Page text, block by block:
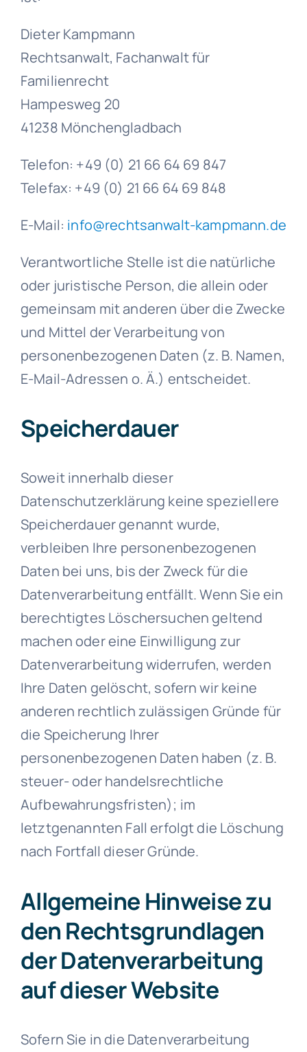
Dieter Kampmann
Rechtsanwalt, Fachanwalt für
Familienrecht
Hampesweg 20
41238 Mönchengladbach
Telefon: +49 (0) 21 66 64 69 847
Telefax: +49 (0) 21 66 64 69 848
E-Mail: info@rechtsanwalt-kampmann.de
Verantwortliche Stelle ist die natürliche
oder juristische Person, die allein oder
gemeinsam mit anderen über die Zwecke
und Mittel der Verarbeitung von
personenbezogenen Daten (z. B. Namen,
E-Mail-Adressen o. Ä.) entscheidet.
Speicherdauer
Soweit innerhalb dieser
Datenschutzerklärung keine speziellere
Speicherdauer genannt wurde,
verbleiben Ihre personenbezogenen
Daten bei uns, bis der Zweck für die
Datenverarbeitung entfällt. Wenn Sie ein
berechtigtes Löschersuchen geltend
machen oder eine Einwilligung zur
Datenverarbeitung widerrufen, werden
Ihre Daten gelöscht, sofern wir keine
anderen rechtlich zulässigen Gründe für
die Speicherung Ihrer
personenbezogenen Daten haben (z. B.
steuer- oder handelsrechtliche
Aufbewahrungsfristen); im
letztgenannten Fall erfolgt die Löschung
nach Fortfall dieser Gründe.
Allgemeine Hinweise zu
den Rechtsgrundlagen
der Datenverarbeitung
auf dieser Website
Sofern Sie in die Datenverarbeitung